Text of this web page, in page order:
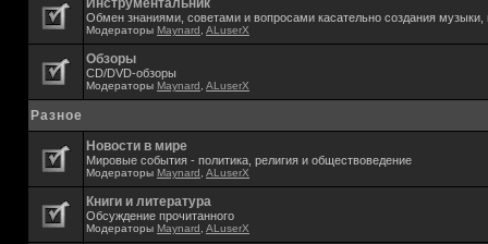
Инструментальник
Обмен знаниями, советами и вопросами касательно создания музыки,
Модераторы Maynard ALuserX
Обзоры
CD/DVD-обзоры
Модераторы Maynard ALuserX
Разное
Новости в мире
Мировые события - политика, религия и обществоведение
Модераторы Maynard ALuserX
Книги и литература
Обсуждение прочитанного
Модераторы Maynard ALuserX